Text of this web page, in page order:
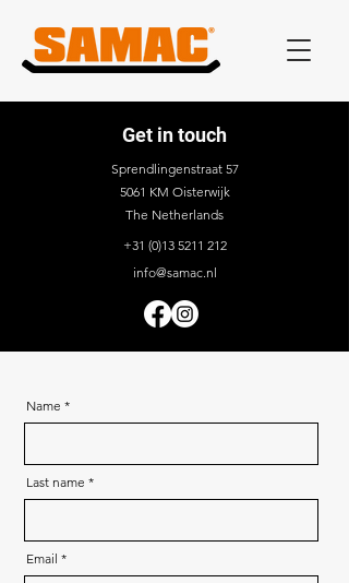
Get in touch
Sprendlingenstraat 57
5061 KM Oisterwijk
The Netherlands
+31 (0)13 5211 212
info@samac.nl
Name
Last name
Email